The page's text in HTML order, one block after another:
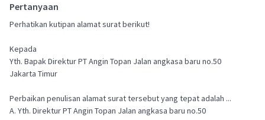
Pertanyaan
Perhatikan kutipan alamat surat berikut!
Kepada
Yth. Bapak Direktur PT Angin Topan Jalan angkasa baru no.50
Jakarta Timur
Perbaikan penulisan alamat surat tersebut yang tepat adalah ...
A. Yth. Direktur PT Angin Topan Jalan angkasa baru no.50